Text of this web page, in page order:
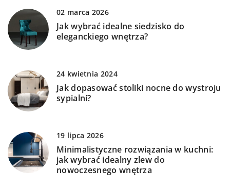
02 marca 2026
Jak wybrać idealne siedzisko do
eleganckiego wnętrza?
24 kwietnia 2024
Jak dopasować stoliki nocne do wystroju
sypialni?
19 lipca 2026
Minimalistyczne rozwiązania w kuchni:
jak wybrać idealny zlew do
nowoczesnego wnętrza